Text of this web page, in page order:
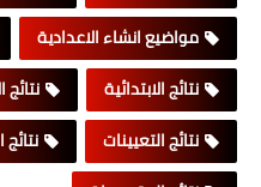
مواضيع انشاء الاعدادية
نتائج الابتدائية
نتائج
نتائج التعيينات